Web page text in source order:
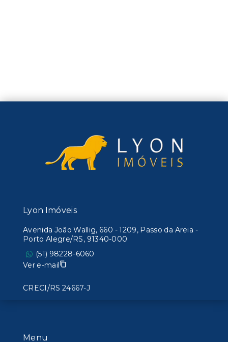
Menu
Lyon Imóveis
Avenida João Wallig, 660 - 1209, Passo da Areia -
Porto Alegre/RS, 91340-000
(51) 98228-6060
Ver e-mail
CRECI/RS 24667-J